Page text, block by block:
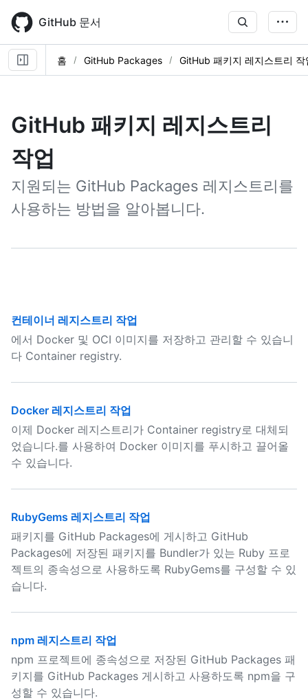
main
content
GitHub 문서
홈 GitHub Packages GitHub 패키지 레지스트리 작
GitHub 패키지 레지스트리
작업
지원되는 GitHub Packages 레지스트리를
사용하는 방법을 알아봅니다.
컨테이너 레지스트리 작업
에서 Docker 및 OCI 이미지를 저장하고 관리할 수 있습니
다 Container registry.
Docker 레지스트리 작업
이제 Docker 레지스트리가 Container registry로 대체되
었습니다.를 사용하여 Docker 이미지를 푸시하고 끌어올
수 있습니다.
RubyGems 레지스트리 작업
패키지를 GitHub Packages에 게시하고 GitHub
Packages에 저장된 패키지를 Bundler가 있는 Ruby 프로
젝트의 종속성으로 사용하도록 RubyGems를 구성할 수 있
습니다.
npm 레지스트리 작업
npm 프로젝트에 종속성으로 저장된 GitHub Packages 패
키지를 GitHub Packages 게시하고 사용하도록 npm을 구
성할 수 있습니다.